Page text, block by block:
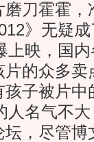
刀霍霍，
》无疑
上映，国
的众多
子被片中
人名气不
，尽管博